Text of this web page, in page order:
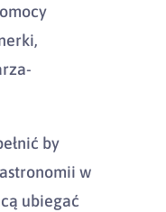
by
w
ubiegać